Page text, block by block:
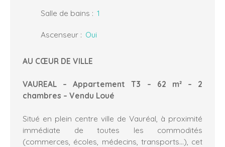
Salle de bains : 1
Ascenseur : Oui
AU CŒUR DE VILLE
VAUREAL – Appartement T3 – 62 m² – 2
chambres – Vendu Loué
Situé en plein centre ville de Vauréal, à proximité
immédiate de toutes les commodités
(commerces, écoles, médecins, transports...), cet